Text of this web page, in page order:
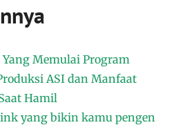
Yang Memulai Program
ASI dan Manfaat
Hamil
yang bikin kamu pengen